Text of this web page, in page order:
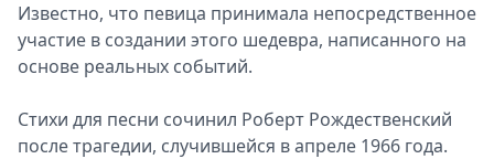
Известно, что певица принимала непосредственное
участие в создании этого шедевра, написанного на
основе реальных событий.
Стихи для песни сочинил Роберт Рождественский
после трагедии, случившейся в апреле 1966 года.